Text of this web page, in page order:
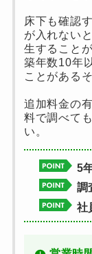
床下も確認
が入れない
生すること
築年数10年
ことがある
追加料金の
料で調べて
い。
5
調
社